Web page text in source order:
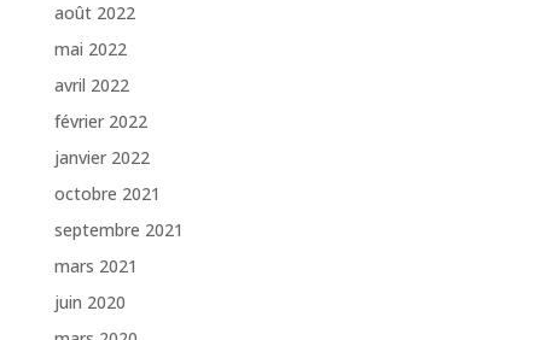
août 2022
mai 2022
avril 2022
février 2022
janvier 2022
octobre 2021
septembre 2021
mars 2021
juin 2020